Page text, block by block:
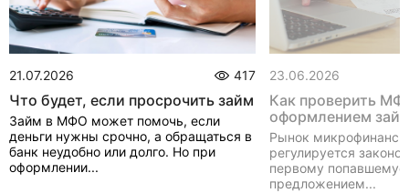
21.07.2026 417
Что будет, если просрочить займ
Займ в МФО может помочь, если
деньги нужны срочно, а обращаться в
банк неудобно или долго. Но при
оформлении...
23.06.2026
Как проверить
оформлением
Рынок
регулируется
первому
предложением...